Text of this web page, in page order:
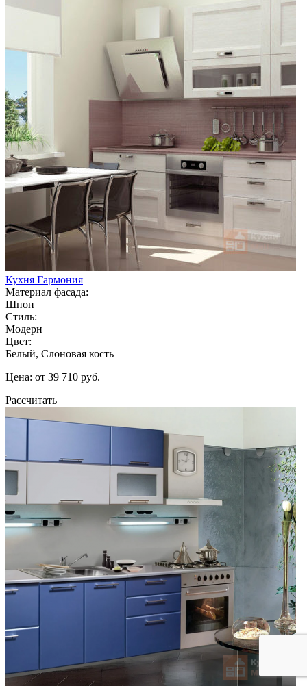
Кухня Гармония
Материал фасада:
Шпон
Стиль:
Модерн
Цвет:
Белый, Слоновая кость
Цена: от 39 710 руб.
Рассчитать